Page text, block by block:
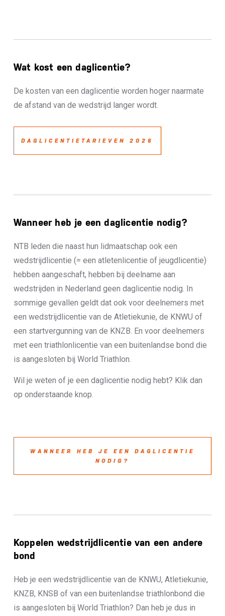
Wat kost een daglicentie?
De kosten van een daglicentie worden hoger naarmate
de afstand van de wedstrijd langer wordt.
DAGLICENTIETARIEVEN 2026
Wanneer heb je een daglicentie nodig?
NTB leden die naast hun lidmaatschap ook een
wedstrijdlicentie (= een atletenlicentie of jeugdlicentie)
hebben aangeschaft, hebben bij deelname aan
wedstrijden in Nederland geen daglicentie nodig. In
sommige gevallen geldt dat ook voor deelnemers met
een wedstrijdlicentie van de Atletiekunie, de KNWU of
een startvergunning van de KNZB. En voor deelnemers
met een triathlonlicentie van een buitenlandse bond die
is aangesloten bij World Triathlon.
Wil je weten of je een daglicentie nodig hebt? Klik dan
op onderstaande knop.
WANNEER HEB JE EEN DAGLICENTIE
NODIG?
Koppelen wedstrijdlicentie van een andere
bond
Heb je een wedstrijdlicentie van de KNWU, Atletiekunie,
KNZB, KNSB of van een buitenlandse triathlonbond die
is aangesloten bij World Triathlon? Dan heb je dus in